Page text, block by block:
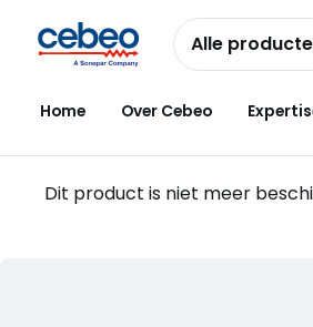
naar
navigatie
naar
inhoud
Alle
Home Over Cebeo
Dit product is niet meer